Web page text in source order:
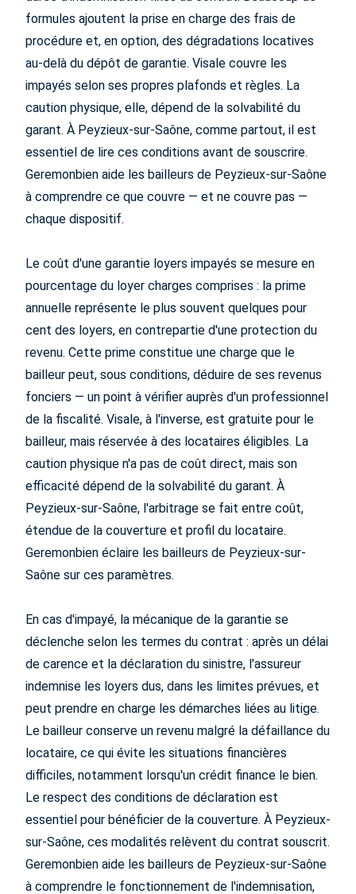
formules ajoutent la prise en charge des frais de
procédure et, en option, des dégradations locatives
au-delà du dépôt de garantie. Visale couvre les
impayés selon ses propres plafonds et règles. La
caution physique, elle, dépend de la solvabilité du
garant. À Peyzieux-sur-Saône, comme partout, il est
essentiel de lire ces conditions avant de souscrire.
Geremonbien aide les bailleurs de Peyzieux-sur-Saône
à comprendre ce que couvre — et ne couvre pas —
chaque dispositif.
Le coût d'une garantie loyers impayés se mesure en
pourcentage du loyer charges comprises : la prime
annuelle représente le plus souvent quelques pour
cent des loyers, en contrepartie d'une protection du
revenu. Cette prime constitue une charge que le
bailleur peut, sous conditions, déduire de ses revenus
fonciers — un point à vérifier auprès d'un professionnel
de la fiscalité. Visale, à l'inverse, est gratuite pour le
bailleur, mais réservée à des locataires éligibles. La
caution physique n'a pas de coût direct, mais son
efficacité dépend de la solvabilité du garant. À
Peyzieux-sur-Saône, l'arbitrage se fait entre coût,
étendue de la couverture et profil du locataire.
Geremonbien éclaire les bailleurs de Peyzieux-sur-
Saône sur ces paramètres.
En cas d'impayé, la mécanique de la garantie se
déclenche selon les termes du contrat : après un délai
de carence et la déclaration du sinistre, l'assureur
indemnise les loyers dus, dans les limites prévues, et
peut prendre en charge les démarches liées au litige.
Le bailleur conserve un revenu malgré la défaillance du
locataire, ce qui évite les situations financières
difficiles, notamment lorsqu'un crédit finance le bien.
Le respect des conditions de déclaration est
essentiel pour bénéficier de la couverture. À Peyzieux-
sur-Saône, ces modalités relèvent du contrat souscrit.
Geremonbien aide les bailleurs de Peyzieux-sur-Saône
à comprendre le fonctionnement de l'indemnisation,